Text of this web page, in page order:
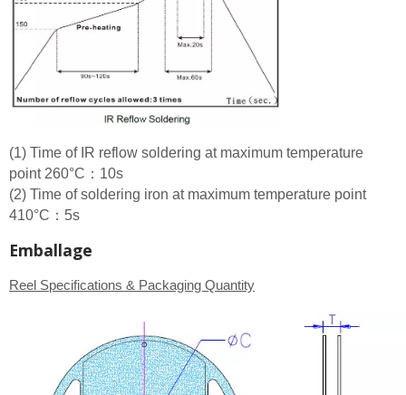
(1) Time of IR reflow soldering at maximum temperature
point 260°C：10s
(2) Time of soldering iron at maximum temperature point
410°C：5s
Emballage
Reel Specifications & Packaging Quantity